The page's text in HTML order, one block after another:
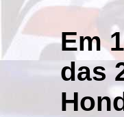
Em
das